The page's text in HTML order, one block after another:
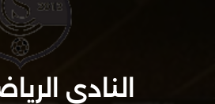
النادي